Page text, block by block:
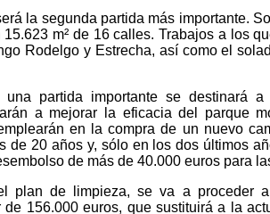
la segunda partida más importante.
m² de 16 calles. Trabajos a los
Rodelgo y Estrecha, así como el
una partida importante se destinará
a mejorar la eficacia del parque
en la compra de un nuevo
de 20 años y, sólo en los dos últimos
de más de 40.000 euros para
plan de limpieza, se va a proceder
de 156.000 euros, que sustituirá a la